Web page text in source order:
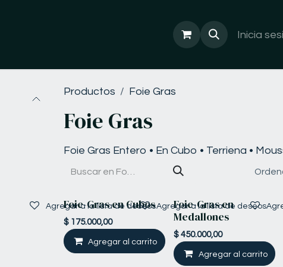
Inicia
Productos Foie Gras
Foie Gras
Foie Gras Entero • En Cubo • Terriena •
Foie-Gras en Cubos
$ 175.000,00
Agregar al carrito
Agregar a la lista de deseos
Foie-Gras en
Medallones
$450.000,00
Agregar al carrito
Agregar a la lista de deseos